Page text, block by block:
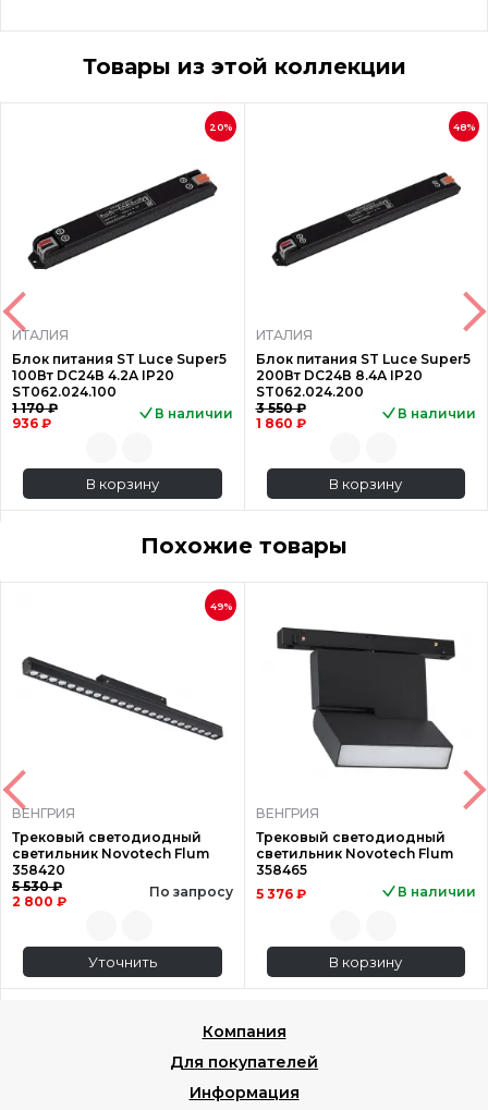
Товары из этой коллекции
20%
ИТАЛИЯ
Блок питания ST Luce Super5
100Вт DC24В 4.2А IP20
ST062.024.100
1 170 ₽
936 ₽
В наличии
В корзину
48%
ИТАЛИЯ
Блок питания ST Luce Super5
200Вт DC24В 8.4А IP20
ST062.024.200
3 550 ₽
1 860 ₽
В наличии
В корзину
Похожие товары
49%
ВЕНГРИЯ
Трековый светодиодный
светильник Novotech Flum
358420
5 530 ₽
2 800 ₽
По запросу
Уточнить
ВЕНГРИЯ
Трековый светодиодный
светильник Novotech Flum
358465
5 376 ₽
В наличии
В корзину
Компания
Для покупателей
Информация